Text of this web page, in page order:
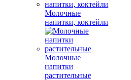
Молочные
напитки, коктейли
Молочные
напитки
растительные